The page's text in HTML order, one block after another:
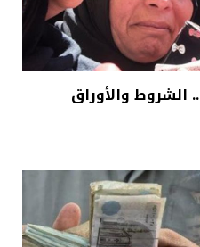
معاش تكافل وكرامة 2026.. الشروط والأوراق